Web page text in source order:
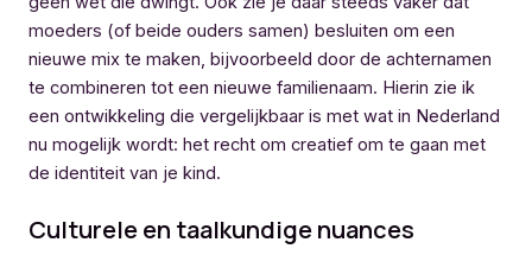
moeders (of beide ouders samen) besluiten om een
nieuwe mix te maken, bijvoorbeeld door de achternamen
te combineren tot een nieuwe familienaam. Hierin zie ik
een ontwikkeling die vergelijkbaar is met wat in Nederland
nu mogelijk wordt: het recht om creatief om te gaan met
de identiteit van je kind.
Culturele en taalkundige nuances